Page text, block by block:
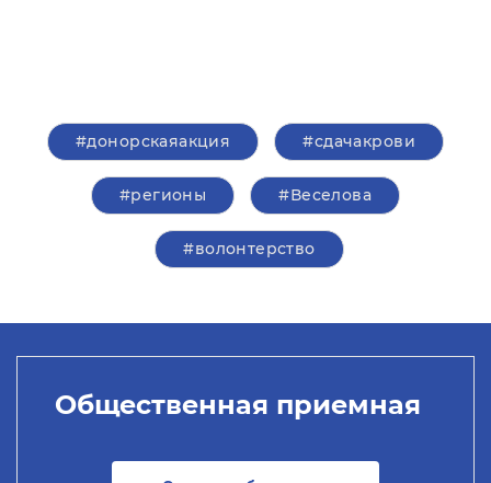
#донорскаяакция #сдачакрови
#регионы #Веселова
#волонтерство
Общественная приемная